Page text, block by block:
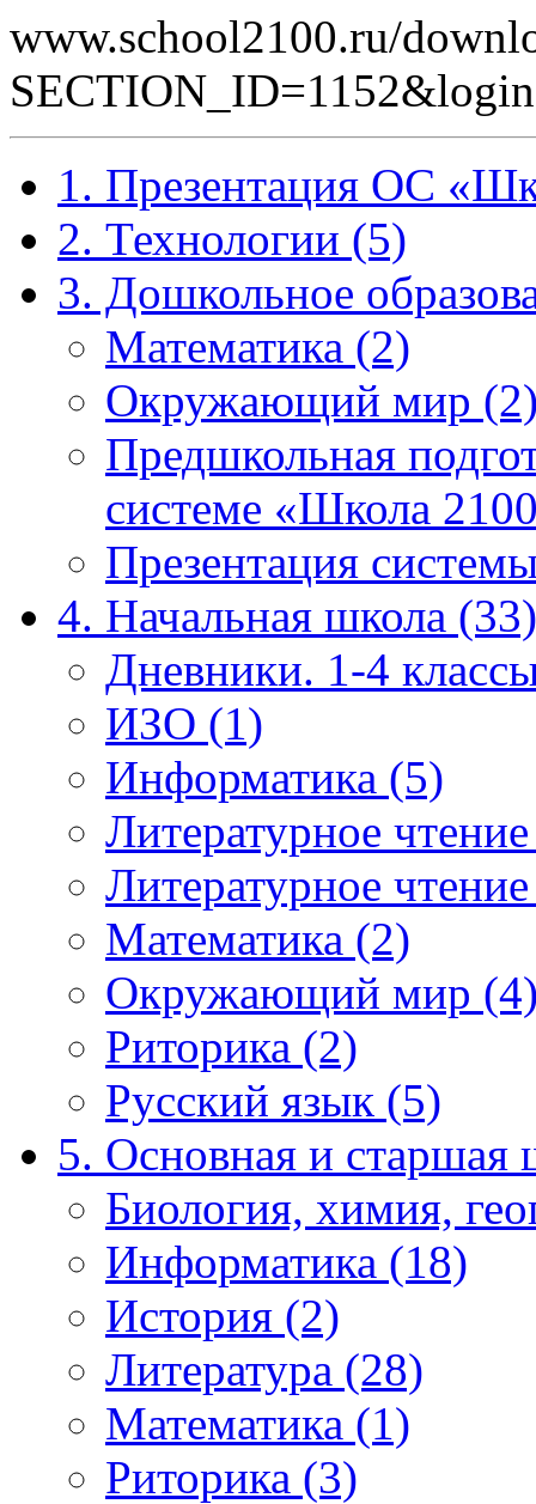
www.school2100.ru/
1. Презентация ОС
2. Технологии (5)
3. Дошкольное
Математика (2)
Окружающий мир
Предшкольная
системе «Школа
Презентация
4. Начальная школа (33)
Дневники. 1-4
ИЗО (1)
Информатика (5)
Литературное
Литературное
Математика (2)
Окружающий мир
Риторика (2)
Русский язык (5)
5. Основная и старшая
Биология, химия,
Информатика (18)
История (2)
Литература (28)
Математика (1)
Риторика (3)